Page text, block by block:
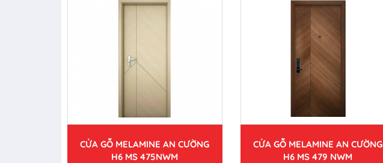
CỬA GỖ MELAMINE AN CƯỜNG
H6 MS 475NWM
CỬA GỖ MELAMINE AN CƯỜNG
H6 MS 479 NWM